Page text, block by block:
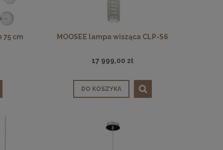
75 cm MOOSEE lampa wisząca CLP-S6
17 999,00 zł
DO KOSZYKA